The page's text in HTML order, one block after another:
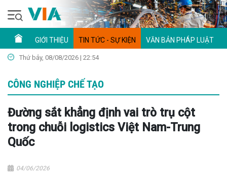
GIỚI THIỆU TIN TỨC - SỰ KIỆN VĂN BẢN PHÁP LUẬT
Thứ bảy, 08/08/2026 | 22:54
CÔNG NGHIỆP CHẾ TẠO
Đường sắt khẳng định vai trò trụ cột
trong chuỗi logistics Việt Nam-Trung
Quốc
04/06/2026